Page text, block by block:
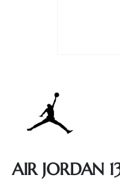
AIR JORDAN